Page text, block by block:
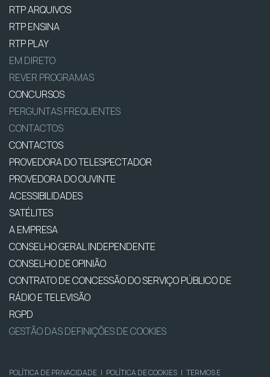
RTP ARQUIVOS
RTP ENSINA
RTP PLAY
EM DIRETO
REVER PROGRAMAS
CONCURSOS
PERGUNTAS FREQUENTES
CONTACTOS
CONTACTOS
PROVEDORA DO TELESPECTADOR
PROVEDORA DO OUVINTE
ACESSIBILIDADES
SATÉLITES
A EMPRESA
CONSELHO GERAL INDEPENDENTE
CONSELHO DE OPINIÃO
CONTRATO DE CONCESSÃO DO SERVIÇO PÚBLICO DE
RÁDIO E TELEVISÃO
RGPD
GESTÃO DAS DEFINIÇÕES DE COOKIES
POLÍTICA DE PRIVACIDADE | POLÍTICA DE COOKIES | TERMOS E